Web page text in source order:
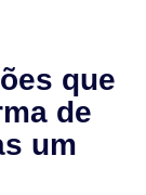
que
de
um